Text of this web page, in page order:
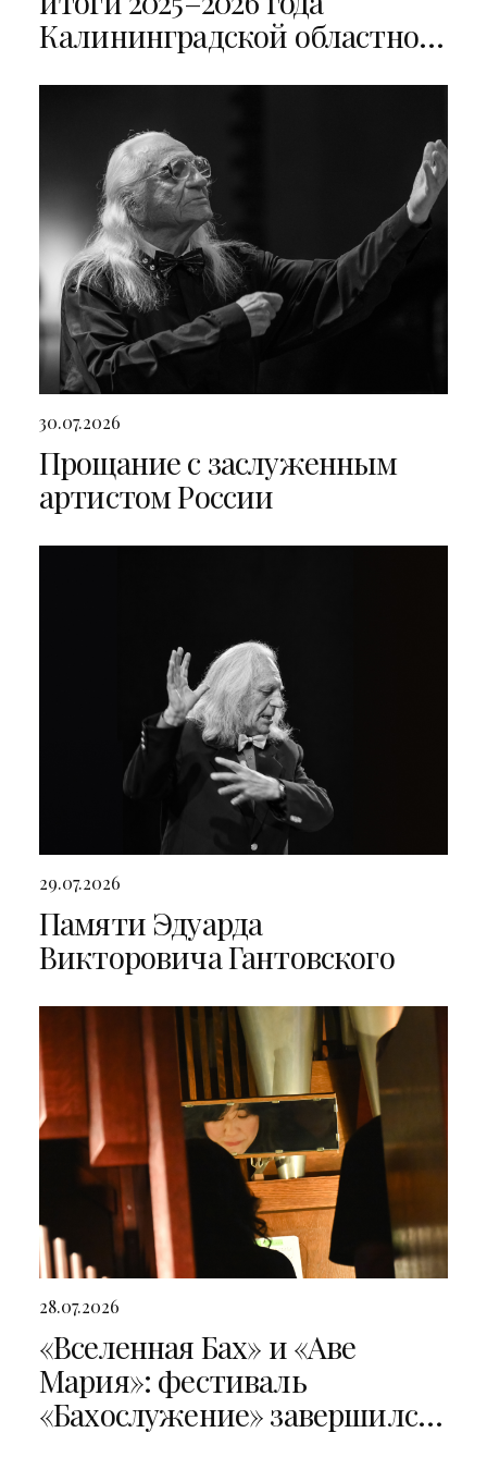
Калининградской областной
30.07.2026
Прощание с заслуженным
артистом России
29.07.2026
Памяти Эдуарда
Викторовича Гантовского
28.07.2026
«Вселенная Бах» и «Аве
Мария»: фестиваль
«Бахослужение» завершился